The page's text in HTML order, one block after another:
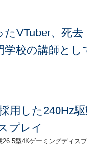
たVTuber、死
校の講師とし
用した240Hz駆
プレイ
型4Kゲーミングディス